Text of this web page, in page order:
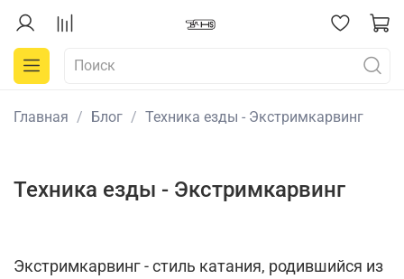
Главная Блог Техника езды - Экстримкарвинг
Техника езды - Экстримкарвинг
Экстримкарвинг - стиль катания, родившийся из